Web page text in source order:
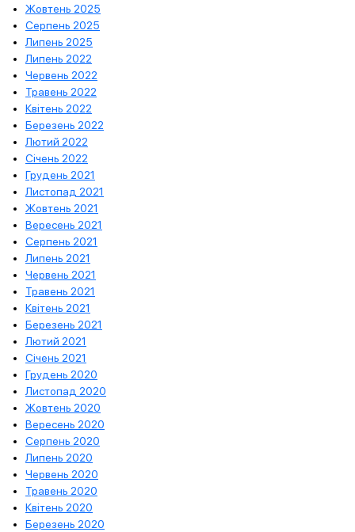
Жовтень 2025
Серпень 2025
Липень 2025
Липень 2022
Червень 2022
Травень 2022
Квітень 2022
Березень 2022
Лютий 2022
Січень 2022
Грудень 2021
Листопад 2021
Жовтень 2021
Вересень 2021
Серпень 2021
Липень 2021
Червень 2021
Травень 2021
Квітень 2021
Березень 2021
Лютий 2021
Січень 2021
Грудень 2020
Листопад 2020
Жовтень 2020
Вересень 2020
Серпень 2020
Липень 2020
Червень 2020
Травень 2020
Квітень 2020
Березень 2020